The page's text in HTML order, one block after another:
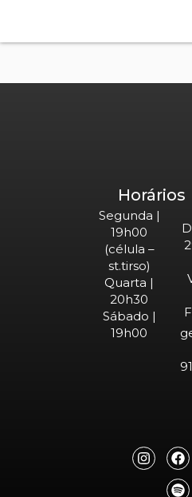
Horários
Segunda |
19h00
(célula –
st.tirso)
Quarta |
20h30
Sábado |
19h00